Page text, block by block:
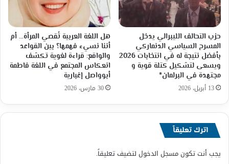
حزب التحالف الليبرالي يدخل
المسرح السياسي الدنماركي
بأفضل نتيجة له في انتخابات 2026
ويسعى لتشكيل كتلة قوية و
مجتهدة في البرلمان*
13 أبريل، 2026
هل اللغة العربية تُقصي المرأة… أم
أننا نسيء فهمها؟ بين القواعد
والواقع: قراءة لغوية تكشف
انعكاس المجتمع في اللغة فاطمة
أبوواصل إغبارية
30 مارس، 2026
اترك تعليقاً
يجب أنت تكونمسجل الدخول لتضيف تعليقاً.